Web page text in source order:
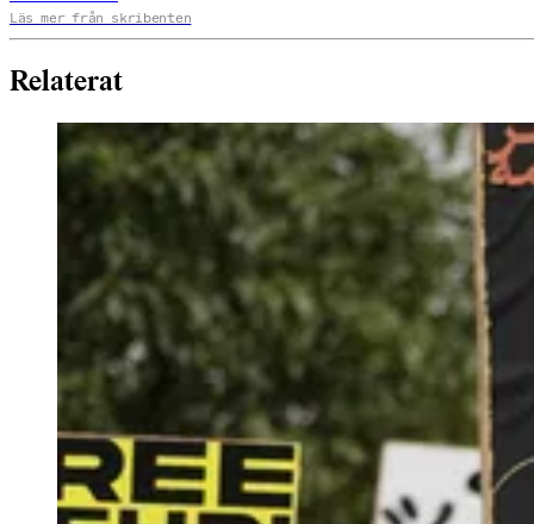
Läs mer från skribenten
Relaterat